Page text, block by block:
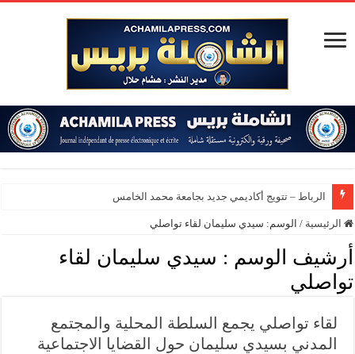
الرباط – تتويج أكاديمي جديد بجامعة محمد الخامس
الرئيسية / الوسم: سيدي سليمان لقاء تواصلي
أرشيف الوسم : سيدي سليمان لقاء
تواصلي
لقاء تواصلي يجمع السلطة المحلية والمجتمع
المدني بسيدي سليمان حول القضايا الاجتماعية